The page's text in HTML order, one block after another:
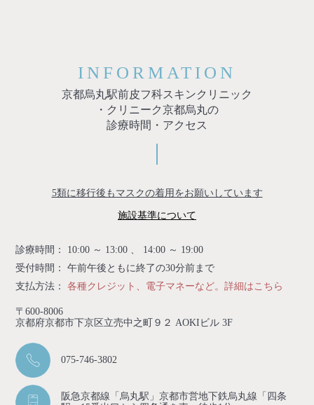
INFORMATION
京都烏丸駅前皮フ科スキンクリニック
・クリニーク京都烏丸の
診療時間・アクセス
5類に移行後もマスクの着用をお願いしています
施設基準について
診療時間： 10:00 ～ 13:00 、 14:00 ～ 19:00
受付時間： 午前午後ともに終了の30分前まで
支払方法：各種クレジット、電子マネーなど。詳細はこちら
〒600-8006
京都府京都市下京区立売中之町９２ AOKIビル 3F
075-746-3802
阪急京都線「烏丸駅」京都市営地下鉄烏丸線「四条